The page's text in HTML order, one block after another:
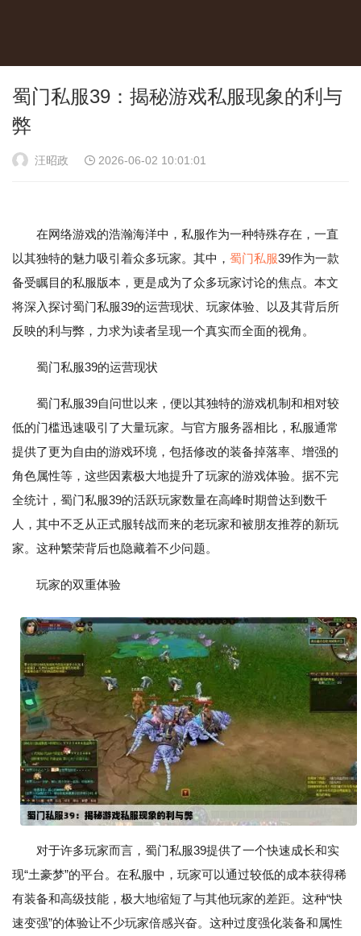
蜀门私服39：揭秘游戏私服现象的利与
弊
汪昭政 2026-06-02 10:01:01
在网络游戏的浩瀚海洋中，私服作为一种特殊存在，一直
以其独特的魅力吸引着众多玩家。其中， 蜀门私服39作为一款
备受瞩目的私服版本，更是成为了众多玩家讨论的焦点。本文
将深入探讨蜀门私服39的运营现状、玩家体验、以及其背后所
反映的利与弊，力求为读者呈现一个真实而全面的视角。
蜀门私服39的运营现状
蜀门私服39自问世以来，便以其独特的游戏机制和相对较
低的门槛迅速吸引了大量玩家。与官方服务器相比，私服通常
提供了更为自由的游戏环境，包括修改的装备掉落率、增强的
角色属性等，这些因素极大地提升了玩家的游戏体验。据不完
全统计，蜀门私服39的活跃玩家数量在高峰时期曾达到数千
人，其中不乏从正式服转战而来的老玩家和被朋友推荐的新玩
家。这种繁荣背后也隐藏着不少问题。
玩家的双重体验
对于许多玩家而言，蜀门私服39提供了一个快速成长和实
现“土豪梦”的平台。在私服中，玩家可以通过较低的成本获得稀
有装备和高级技能，极大地缩短了与其他玩家的差距。这种“快
速变强”的体验让不少玩家倍感兴奋。这种过度强化装备和属性